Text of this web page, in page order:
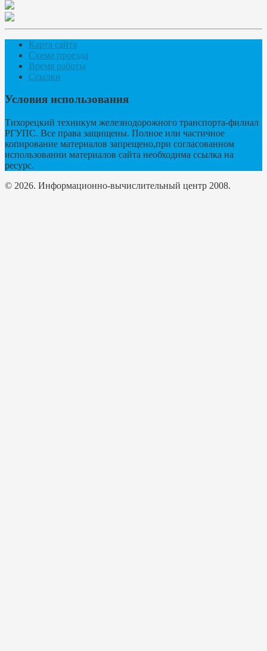
Карта сайта
Схема проезда
Время работы
Ссылки
Условия использования
Тихорецкий техникум железнодорожного транспорта-филиал
РГУПС. Все права защищены. Полное или частичное
копирование материалов запрещено,при согласованном
использовании материалов сайта необходима ссылка на
ресурс.
© 2026. Информационно-вычислительный центр 2008.